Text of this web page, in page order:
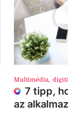
Multimédia,
7 tipp,
az